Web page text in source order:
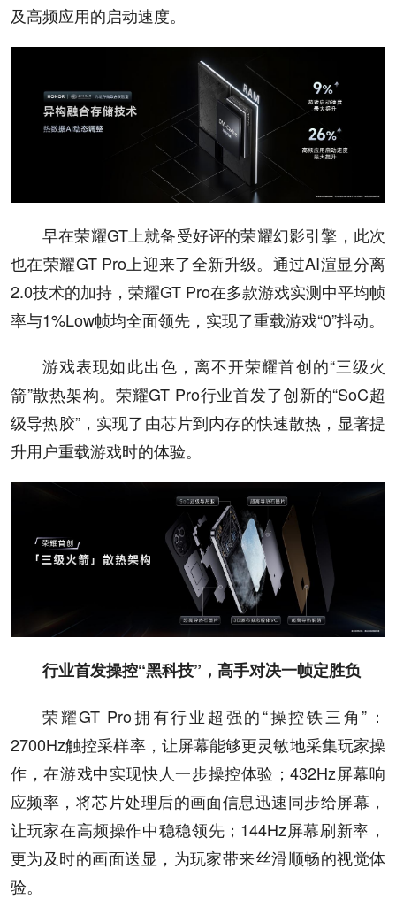
及高频应用的启动速度。
早在荣耀GT上就备受好评的荣耀幻影引擎，此次
也在荣耀GT Pro上迎来了全新升级。通过AI渲显分离
2.0技术的加持，荣耀GT Pro在多款游戏实测中平均帧
率与1%Low帧均全面领先，实现了重载游戏“0”抖动。
游戏表现如此出色，离不开荣耀首创的“三级火
箭”散热架构。荣耀GT Pro行业首发了创新的“SoC超
级导热胶”，实现了由芯片到内存的快速散热，显著提
升用户重载游戏时的体验。
行业首发操控“黑科技”，高手对决一帧定胜负
荣耀GT Pro拥有行业超强的“操控铁三角”：
2700Hz触控采样率，让屏幕能够更灵敏地采集玩家操
作，在游戏中实现快人一步操控体验；432Hz屏幕响
应频率，将芯片处理后的画面信息迅速同步给屏幕，
让玩家在高频操作中稳稳领先；144Hz屏幕刷新率，
更为及时的画面送显，为玩家带来丝滑顺畅的视觉体
验。